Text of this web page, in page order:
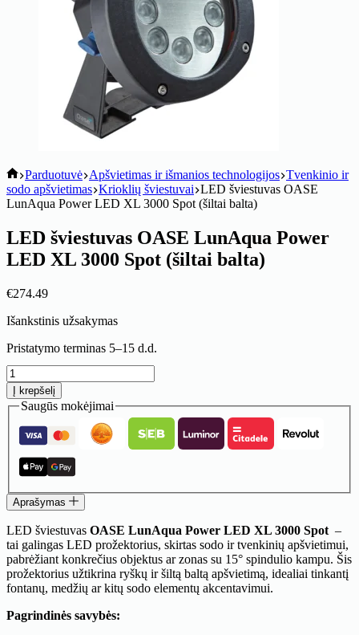
koitik
Parduotuvė Apšvietimas ir išmanios technologijos Tvenkinio ir
sodo apšvietimas Krioklių šviestuvai LED šviestuvas OASE
LunAqua Power LED XL 3000 Spot (šiltai balta)
LED šviestuvas OASE LunAqua Power
LED XL 3000 Spot (šiltai balta)
€274.49
Išankstinis užsakymas
Pristatymo terminas 5–15 d.d.
produkto
kiekis:
LED
šviestuvas
OASE
LunAqua
Power
LED
3000
(šiltai
balta)
Į krepšelį
Saugūs mokėjimai
Aprašymas
LED šviestuvas OASE LunAqua Power LED XL 3000 Spot–
tai galingas LED prožektorius, skirtas sodo ir tvenkinių apšvietimui,
pabrėžiant konkrečius objektus ar zonas su 15° spindulio kampu. Šis
prožektorius užtikrina ryškų ir šiltą baltą apšvietimą, idealiai tinkantį
fontanų, medžių ar kitų sodo elementų akcentavimui.
Pagrindinės savybės: